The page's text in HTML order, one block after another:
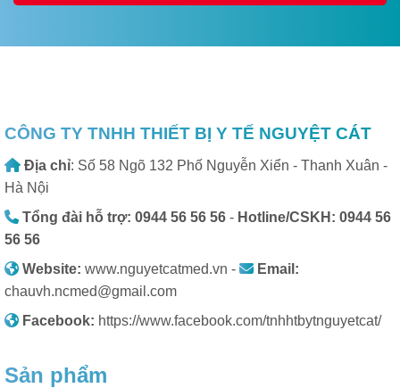
CÔNG TY TNHH THIẾT BỊ Y TẾ NGUYỆT CÁT
Địa chỉ: Số 58 Ngõ 132 Phố Nguyễn Xiển - Thanh Xuân -
Hà Nội
Tổng đài hỗ trợ: 0944 56 56 56 - Hotline/CSKH: 0944 56
56 56
Website: www.nguyetcatmed.vn -
Email:
chauvh.ncmed@gmail.com
Facebook: https://www.facebook.com/tnhhtbytnguyetcat/
Sản phẩm